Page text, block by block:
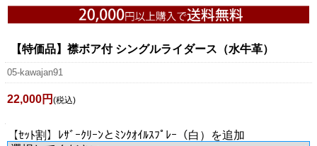
【特価品】襟ボア付 シングルライダース（水牛革）
05-kawajan91
22,000円 (税込)
【ｾｯﾄ割】ﾚｻﾞｰｸﾘｰﾝとﾐﾝｸｵｲﾙｽﾌﾟﾚｰ（白）を追加